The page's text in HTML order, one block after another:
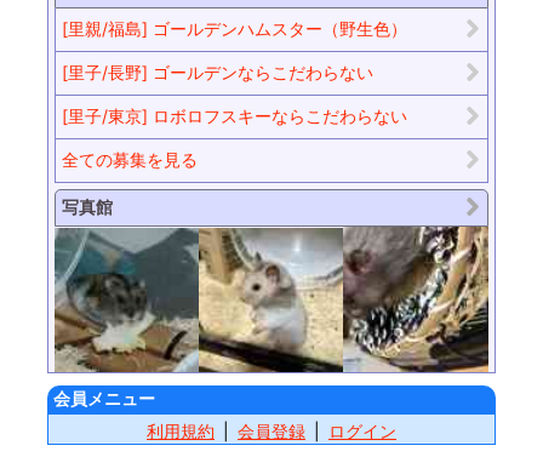
[里親/福島] ゴールデンハムスター（野生色）
[里子/長野] ゴールデンならこだわらない
[里子/東京] ロボロフスキーならこだわらない
全ての募集を見る
写真館
会員メニュー
利用規約
会員登録 ログイン